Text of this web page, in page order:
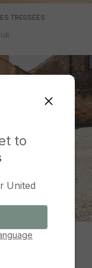
to
United
des options
TRESSÉES